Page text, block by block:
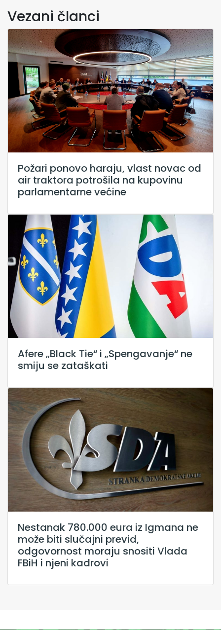
Vezani članci
Požari ponovo haraju, vlast novac od
air traktora potrošila na kupovinu
parlamentarne većine
Afere „Black Tie“ i „Spengavanje“ ne
smiju se zataškati
Nestanak 780.000 eura iz Igmana ne
može biti slučajni previd,
odgovornost moraju snositi Vlada
FBiH i njeni kadrovi